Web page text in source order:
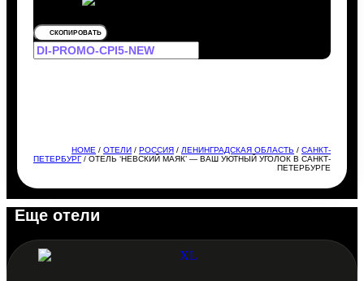
СКОПИРОВАТЬ
HOME /ОТЕЛИ /РОССИЯ /ЛЕНИНГРАДСКАЯ ОБЛАСТЬ /САНКТ-
ПЕТЕРБУРГ/ ОТЕЛЬ ‘НЕВСКИЙ МАЯК’ — ВАШ УЮТНЫЙ УГОЛОК В САНКТ-
ПЕТЕРБУРГЕ
Еще отели